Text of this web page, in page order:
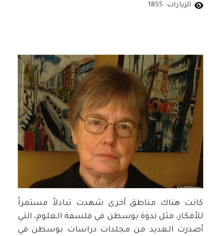
الزيارات: 1855
كانت هناك مناطق أخرى شهدت تبادلاً مستمراً
للأفكار، مثل ندوة بوسطن في فلسفة العلوم، التي
أصدرت العديد من مجلدات دراسات بوسطن في